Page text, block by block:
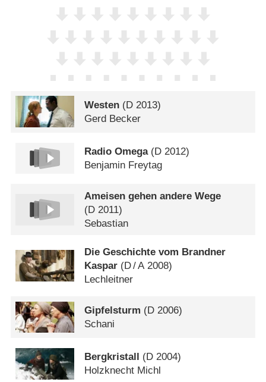
Westen (D 2013)
Gerd Becker
Radio Omega(D 2012)
Benjamin Freytag
Ameisen gehen andere Wege
(D 2011)
Sebastian
Die Geschichte vom Brandner
Kaspar (D/A2008)
Lechleitner
Gipfelsturm (D 2006)
Schani
Bergkristall (D 2004)
Holzknecht Michl